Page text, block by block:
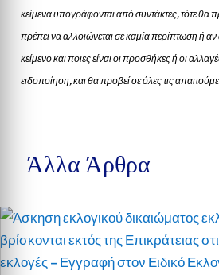
κείμενα υπογράφονται από συντάκτες, τότε θα
πρέπει να αλλοιώνεται σε καμία περίπτωση ή
κείμενο και ποιες είναι οι προσθήκες ή οι
ειδοποίηση, και θα προβεί σε όλες τις
Άλλα Άρθρα